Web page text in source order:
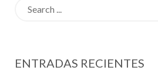
ENTRADAS RECIENTES